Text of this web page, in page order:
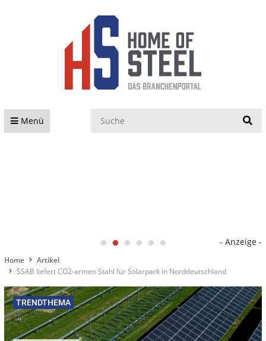
Menü
- Anzeige -
Home
Artikel
SSAB liefert CO2-armen Stahl für Solarpark in Norddeutschland
TRENDTHEMA